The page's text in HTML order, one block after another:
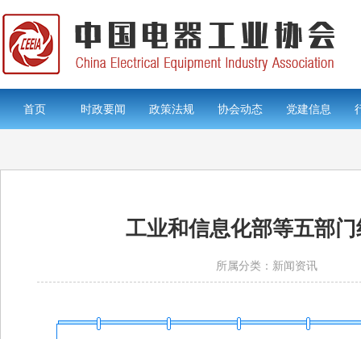
首页 时政要闻 政策法规 协会动态 党建信息
工业和信息化部等五部
所属分类：新闻资讯